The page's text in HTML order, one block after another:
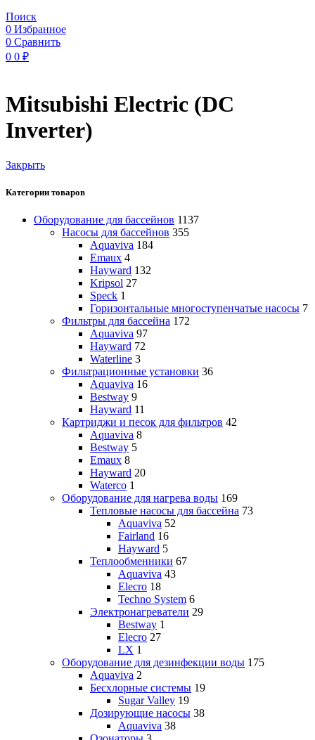
Поиск
0 Избранное
0 Сравнить
0 0 ₽
Mitsubishi Electric (DC
Inverter)
Закрыть
Категории товаров
Оборудование для бассейнов 1137
Насосы для бассейнов 355
Aquaviva 184
Emaux 4
Hayward 132
Kripsol 27
Speck 1
Горизонтальные многоступенчатые насосы 7
Фильтры для бассейна 172
Aquaviva 97
Hayward 72
Waterline 3
Фильтрационные установки 36
Aquaviva 16
Bestway 9
Hayward 11
Картриджи и песок для фильтров 42
Aquaviva 8
Bestway 5
Emaux 8
Hayward 20
Waterco 1
Оборудование для нагрева воды 169
Тепловые насосы для бассейна 73
Aquaviva 52
Fairland 16
Hayward 5
Теплообменники 67
Aquaviva 43
Elecro 18
Techno System 6
Электронагреватели 29
Bestway 1
Elecro 27
LX 1
Оборудование для дезинфекции воды 175
Aquaviva 2
Бесхлорные системы 19
Sugar Valley 19
Дозирующие насосы 38
Aquaviva 38